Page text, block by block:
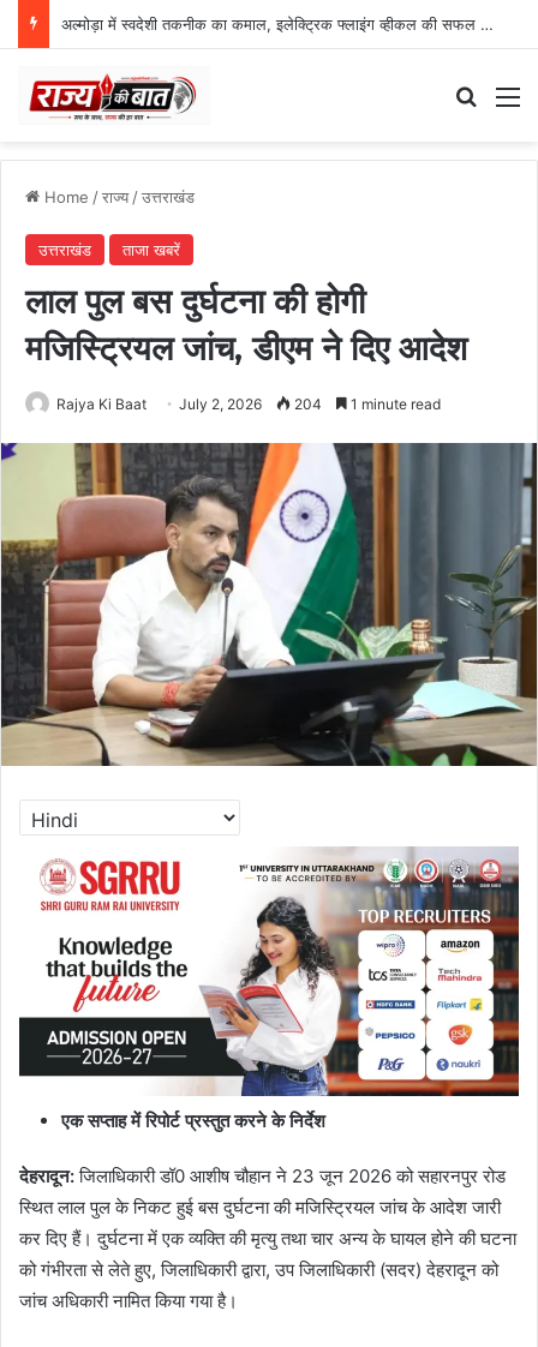
अल्मोड़ा में स्वदेशी तकनीक का कमाल, इलेक्ट्रिक फ्लाइंग व्हीकल की सफल ट्रायल उड़ान
Home /राज्य/उत्तराखंड
उत्तराखंड ताजा खबरें
लाल पुल बस दुर्घटना की होगी
मजिस्ट्रियल जांच, डीएम ने दिए आदेश
Rajya Ki Baat July 2, 2026 204 1 minute read
एक सप्ताह में रिपोर्ट प्रस्तुत करने के निर्देश
देहरादून:जिलाधिकारी डॉ0 आशीष चौहान ने 23 जून 2026 को सहारनपुर रोड
स्थित लाल पुल के निकट हुई बस दुर्घटना की मजिस्ट्रियल जांच के आदेश जारी
कर दिए हैं। दुर्घटना में एक व्यक्ति की मृत्यु तथा चार अन्य के घायल होने की घटना
को गंभीरता से लेते हुए, जिलाधिकारी द्वारा, उप जिलाधिकारी (सदर) देहरादून को
जांच अधिकारी नामित किया गया है।